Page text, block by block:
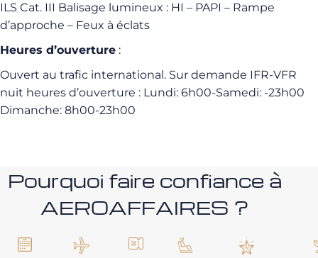
ILS Cat. III Balisage lumineux : HI – PAPI – Rampe
d’approche – Feux à éclats
Heures d’ouverture :
Ouvert au trafic international. Sur demande IFR-VFR
nuit heures d’ouverture : Lundi: 6h00-Samedi: -23h00
Dimanche: 8h00-23h00
Pourquoi faire confiance à
AEROAFFAIRES ?